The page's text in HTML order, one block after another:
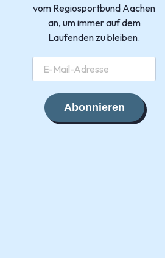
vom Regiosportbund Aachen
an, um immer auf dem
Laufenden zu bleiben.
Abonnieren